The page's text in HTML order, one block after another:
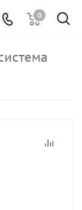
0